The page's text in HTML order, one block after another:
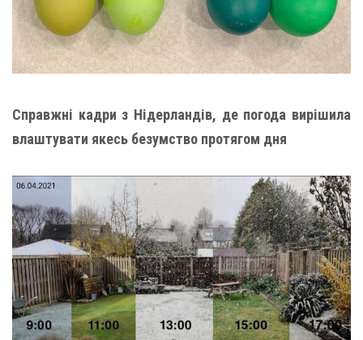
Справжні кадри з Нідерландів, де погода вирішила
влаштувати якесь безумство протягом дня